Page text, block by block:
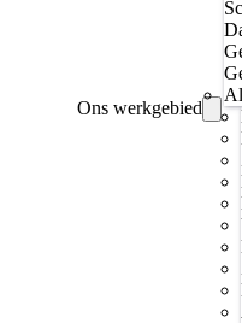
Ons werkgebied